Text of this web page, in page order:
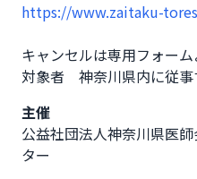
https://www.zaitaku-
キャンセルは専用フォーム
対象者　神奈川県内に従
主催
公益社団法人神奈川県医
ター